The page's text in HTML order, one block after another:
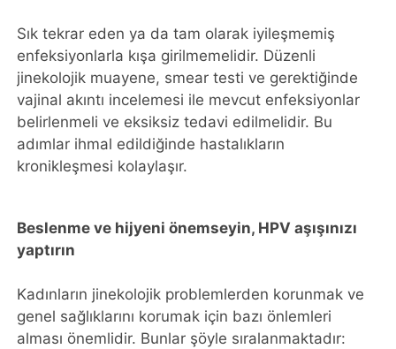
Sık tekrar eden ya da tam olarak iyileşmemiş
enfeksiyonlarla kışa girilmemelidir. Düzenli
jinekolojik muayene, smear testi ve gerektiğinde
vajinal akıntı incelemesi ile mevcut enfeksiyonlar
belirlenmeli ve eksiksiz tedavi edilmelidir. Bu
adımlar ihmal edildiğinde hastalıkların
kronikleşmesi kolaylaşır.
Beslenme ve hijyeni önemseyin, HPV aşışınızı
yaptırın
Kadınların jinekolojik problemlerden korunmak ve
genel sağlıklarını korumak için bazı önlemleri
alması önemlidir. Bunlar şöyle sıralanmaktadır: